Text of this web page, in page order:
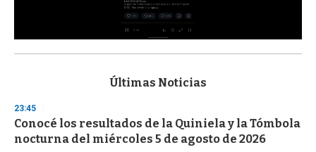
s
d
s
o
f
Últimas Noticias
23:45
Conocé los resultados de la Quiniela y la Tómbola
nocturna del miércoles 5 de agosto de 2026